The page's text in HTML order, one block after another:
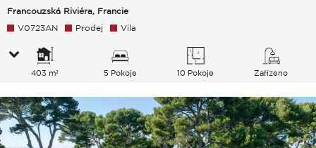
Francouzská Riviéra, Francie
V0723AN Prodej Vila
403 m² 5 Pokoje 10 Pokoje Zařízeno